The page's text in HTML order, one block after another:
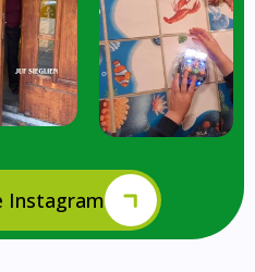
Instagram